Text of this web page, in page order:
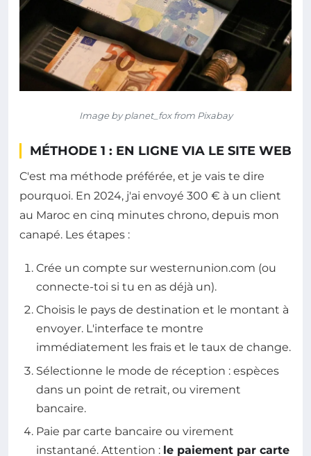
Image by planet_fox from Pixabay
MÉTHODE 1 : EN LIGNE VIA LE SITE WEB
C'est ma méthode préférée, et je vais te dire
pourquoi. En 2024, j'ai envoyé 300 € à un client
au Maroc en cinq minutes chrono, depuis mon
canapé. Les étapes :
Crée un compte sur westernunion.com (ou
connecte-toi si tu en as déjà un).
Choisis le pays de destination et le montant à
envoyer. L'interface te montre
immédiatement les frais et le taux de change.
Sélectionne le mode de réception : espèces
dans un point de retrait, ou virement
bancaire.
Paie par carte bancaire ou virement
instantané. Attention : le paiement par carte